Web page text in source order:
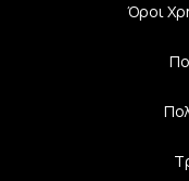
Όροι